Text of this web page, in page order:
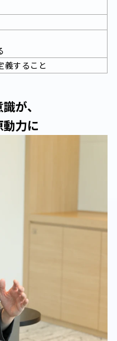
義すること
が、
力に